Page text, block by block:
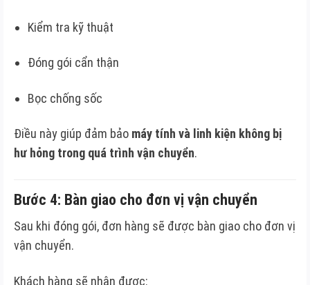
Kiểm tra kỹ thuật
Đóng gói cẩn thận
Bọc chống sốc
Điều này giúp đảm bảo máy tính và linh kiện không bị
hư hỏng trong quá trình vận chuyển.
Bước 4: Bàn giao cho đơn vị vận chuyển
Sau khi đóng gói, đơn hàng sẽ được bàn giao cho đơn vị
vận chuyển.
Khách hàng sẽ nhận được: